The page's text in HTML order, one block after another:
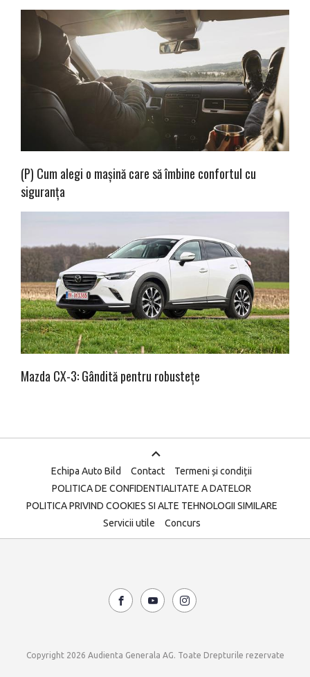
(P) Cum alegi o mașină care să îmbine confortul cu
siguranța
Mazda CX-3: Gândită pentru robustețe
Echipa Auto Bild Contact
Termeni și condiții
POLITICA DE CONFIDENTIALITATE A DATELOR
POLITICA PRIVIND COOKIES SI ALTE TEHNOLOGII SIMILARE
Servicii utile
Concurs
Copyright 2026 Audienta Generala AG. Toate Drepturile rezervate